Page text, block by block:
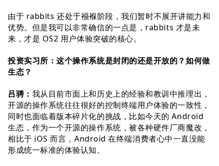
由于 rabbits 还处于襁褓阶段，我们暂时不展开讲能⼒和
优势。但是我可以⾮常确信的⼀点是，rabbits 才是未
来，才是 OS2 ⽤户体验突破的核⼼。
投资实习所：这个操作系统是封闭的还是开放的？如何做
⽣态？
吕骋： 我从⽬前市⾯上和历史上的经验和教训中推理出，
开源的操作系统往往很好的控制终端⽤户体验的⼀致性，
同时也⾯临着版本碎⽚化的挑战，⽐如今天的 Android
⽣态，作为⼀个开源的操作系统，被各种硬件⼚商魔改，
相⽐于 iOS ⽽⾔，Android 在终端消费者⼼中⼀直没能
形成统⼀标准的体验认知。